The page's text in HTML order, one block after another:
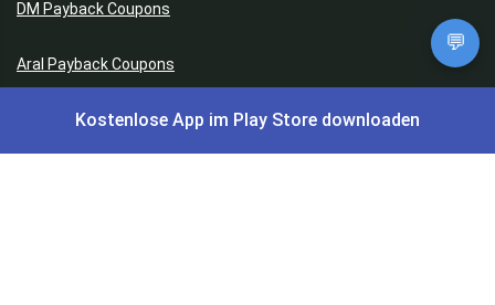
DM Payback Coupons
Aral Payback Coupons
Edeka Payback Coupon
💬
Kostenlose App im Play Store downloaden